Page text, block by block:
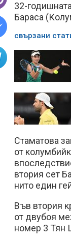
32-
Бараса
свързани
Стаматова
от
втория сет
нито един
Във втория
от двубоя
номер 3 Тян